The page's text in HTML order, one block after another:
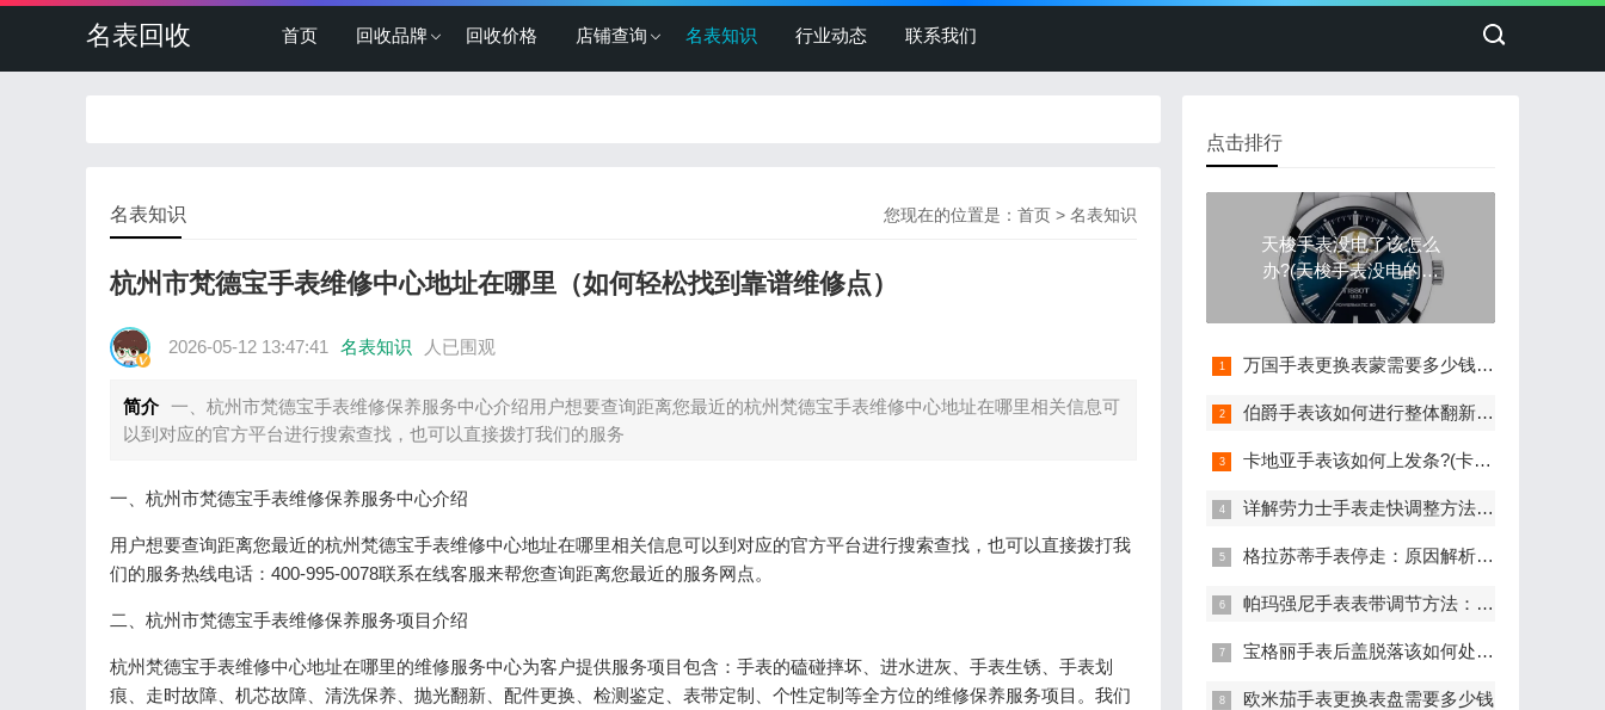
名表回收 首页 回收品牌 回收价格 店铺查询 名表知识 行业动态 联系我们
您现在的位置是： 首页 > 名表知识
名表知识
杭州市梵德宝手表维修中心地址在哪里（如何轻松找到靠谱维修点）
2026-05-12 13:47:41 名表知识 人已围观
简介 一、杭州市梵德宝手表维修保养服务中心介绍用户想要查询距离您最近的杭州梵德宝手表维修中心地址在哪里相关信息可
以到对应的官方平台进行搜索查找，也可以直接拨打我们的服务
一、杭州市梵德宝手表维修保养服务中心介绍
用户想要查询距离您最近的杭州梵德宝手表维修中心地址在哪里相关信息可以到对应的官方平台进行搜索查找，也可以直接拨打我
们的服务热线电话：400-995-0078联系在线客服来帮您查询距离您最近的服务网点。
二、杭州市梵德宝手表维修保养服务项目介绍
杭州梵德宝手表维修中心地址在哪里的维修服务中心为客户提供服务项目包含：手表的磕碰摔坏、进水进灰、手表生锈、手表划
痕、走时故障、机芯故障、清洗保养、抛光翻新、配件更换、检测鉴定、表带定制、个性定制等全方位的维修保养服务项目。我们
点击排行
天梭手表没电了该怎么
办?(天梭手表没电的处
理方法)
万国手表更换表蒙需要多少钱(详细解析万国手表更换表蒙的费用)
伯爵手表该如何进行整体翻新?(伯爵手表的整体翻新艺术与流程)
卡地亚手表该如何上发条?(卡地亚手表上发条的与技巧分享)
详解劳力士手表走快调整方法：轻松校准时间
格拉苏蒂手表停走：原因解析与有效解决策略
帕玛强尼手表表带调节方法：轻松调整长度，适配手腕
宝格丽手表后盖脱落该如何处理?(表盖脱落的处理方法)
欧米茄手表更换表盘需要多少钱